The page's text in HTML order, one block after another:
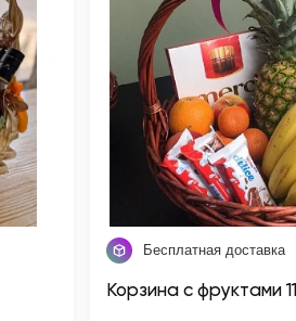
Бесплатная доставка
Корзина с фруктами 11